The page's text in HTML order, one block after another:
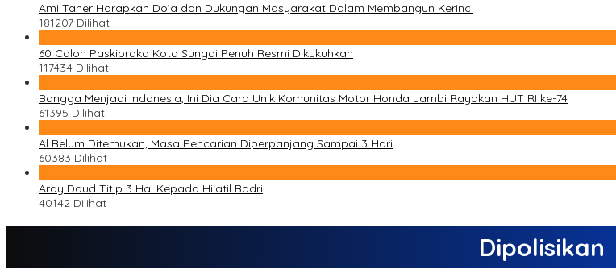
Ami Taher Harapkan Do’a dan Dukungan Masyarakat Dalam Membangun Kerinci
181207 Dilihat
60 Calon Paskibraka Kota Sungai Penuh Resmi Dikukuhkan
117434 Dilihat
Bangga Menjadi Indonesia, Ini Dia Cara Unik Komunitas Motor Honda Jambi Rayakan HUT RI ke-74
61395 Dilihat
Al Belum Ditemukan, Masa Pencarian Diperpanjang Sampai 3 Hari
60383 Dilihat
Ardy Daud Titip 3 Hal Kepada Hilatil Badri
40142 Dilihat
Dipolisikan